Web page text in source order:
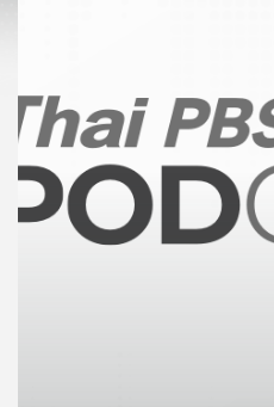
แนะนำ
เพล
ย์
ลิ